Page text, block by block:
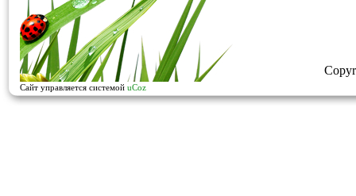
Сайт управляется системой uCoz